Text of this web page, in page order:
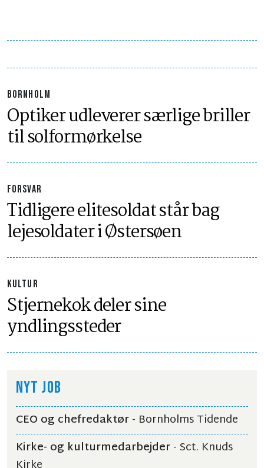
BORNHOLM
Optiker udleverer særlige briller
til solformørkelse
FORSVAR
Tidligere elitesoldat står bag
lejesoldater i Østersøen
KULTUR
Stjernekok deler sine
yndlingssteder
NYT JOB
CEO og chefredaktør- Bornholms Tidende
Kirke- og kulturmedarbejder- Sct. Knuds